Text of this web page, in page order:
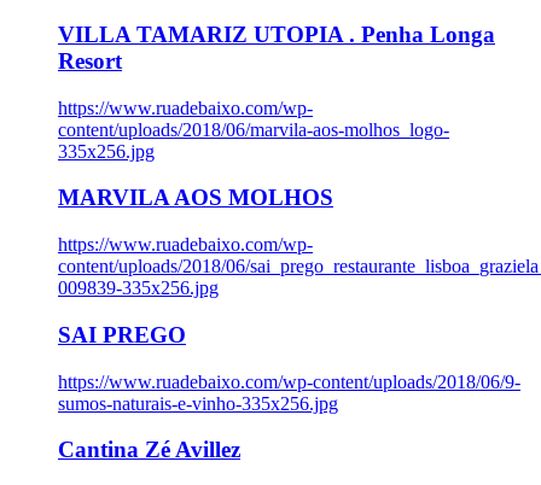
VILLA TAMARIZ UTOPIA . Penha Longa
Resort
https://www.ruadebaixo.com/wp-
content/uploads/2018/06/marvila-aos-molhos_logo-
335x256.jpg
MARVILA AOS MOLHOS
https://www.ruadebaixo.com/wp-
content/uploads/2018/06/
009839-335x256.jpg
SAI PREGO
https://www.ruadebaixo.com/wp-content/uploads/2018/06/9-
sumos-naturais-e-vinho-335x256.jpg
Cantina Zé Avillez